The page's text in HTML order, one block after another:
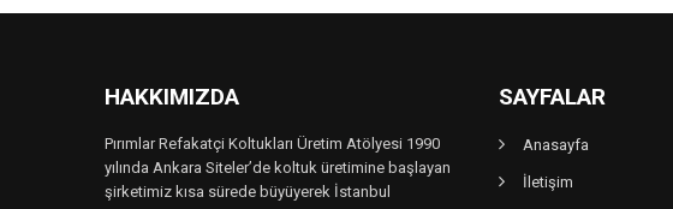
HAKKIMIZDA
Pırımlar Refakatçi Koltukları Üretim Atölyesi 1990
yılında Ankara Siteler’de koltuk üretimine başlayan
şirketimiz kısa sürede büyüyerek İstanbul
SAYFALAR
Anasayfa
İletişim